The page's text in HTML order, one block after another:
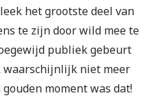
het grootste deel van
te zijn door wild mee te
publiek gebeurt
niet meer
moment was dat!